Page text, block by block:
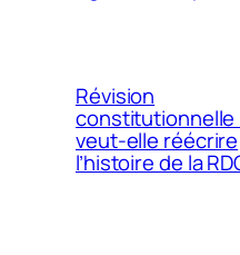
Révision
constitutionnelle :
veut-elle réécrire
l’histoire de la